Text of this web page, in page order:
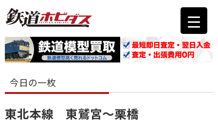
今日の一枚
東北本線 東鷲宮～栗橋